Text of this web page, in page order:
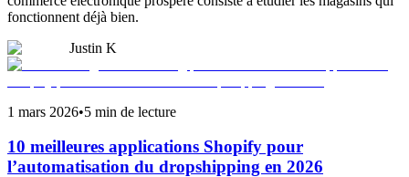
fonctionnent déjà bien.
Justin K
1 mars 2026•5 min de lecture
10 meilleures applications Shopify pour
l’automatisation du dropshipping en 2026